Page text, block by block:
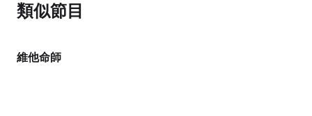
類似節目
維他命師